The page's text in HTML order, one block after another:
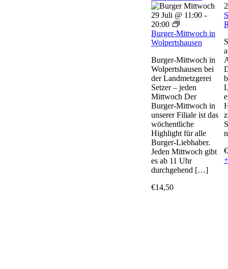
29 Juli @ 11:00 -
20:00
Burger-Mittwoch in
Wolpertshausen
Burger-Mittwoch in
Wolpertshausen bei
der Landmetzgerei
Setzer – jeden
Mittwoch Der
Burger-Mittwoch in
unserer Filiale ist das
wöchentliche
Highlight für alle
Burger-Liebhaber.
Jeden Mittwoch gibt
es ab 11 Uhr
durchgehend […]
€14,50